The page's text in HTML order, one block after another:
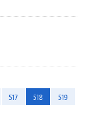
517 518
519